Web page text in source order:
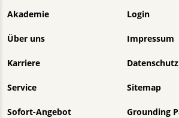
Akademie
Über uns
Karriere
Service
Sofort-Angebot
Login
Impressum
Datenschutz
Sitemap
Grounding